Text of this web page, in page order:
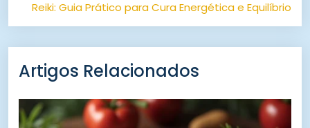
Reiki: Guia Prático para Cura Energética e Equilíbrio
Artigos Relacionados